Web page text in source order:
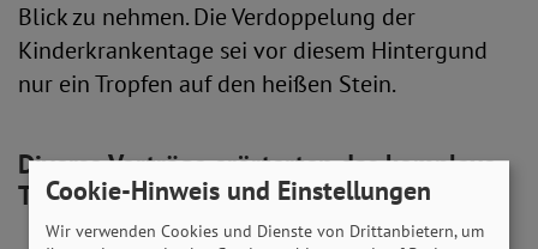
Blick zu nehmen. Die Verdoppelung der
Kinderkrankentage sei vor diesem Hintergund
nur ein Tropfen auf den heißen Stein.
Diverse Vorträge erörterten das komplexe
Thema
Cookie-Hinweis und Einstellungen
Wir verwenden Cookies und Dienste von Drittanbietern, um